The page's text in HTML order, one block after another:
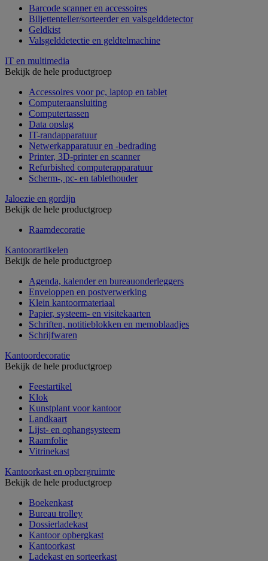
Barcode scanner en accessoires
Biljettenteller/sorteerder en valsgelddetector
Geldkist
Valsgelddetectie en geldtelmachine
IT en multimedia
Bekijk de hele productgroep
Accessoires voor pc, laptop en tablet
Computeraansluiting
Computertassen
Data opslag
IT-randapparatuur
Netwerkapparatuur en -bedrading
Printer, 3D-printer en scanner
Refurbished computerapparatuur
Scherm-, pc- en tablethouder
Jaloezie en gordijn
Bekijk de hele productgroep
Raamdecoratie
Kantoorartikelen
Bekijk de hele productgroep
Agenda, kalender en bureauonderleggers
Enveloppen en postverwerking
Klein kantoormateriaal
Papier, systeem- en visitekaarten
Schriften, notitieblokken en memoblaadjes
Schrijfwaren
Kantoordecoratie
Bekijk de hele productgroep
Feestartikel
Klok
Kunstplant voor kantoor
Landkaart
Lijst- en ophangsysteem
Raamfolie
Vitrinekast
Kantoorkast en opbergruimte
Bekijk de hele productgroep
Boekenkast
Bureau trolley
Dossierladekast
Kantoor opbergkast
Kantoorkast
Ladekast en sorteerkast